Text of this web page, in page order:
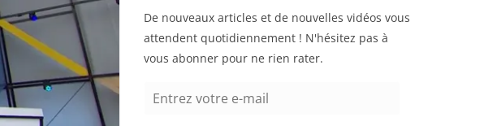
De nouveaux articles et de nouvelles vidéos vous
attendent quotidiennement ! N'hésitez pas à
vous abonner pour ne rien rater.